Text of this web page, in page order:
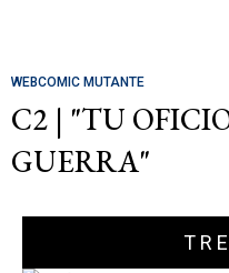
WEBCOMIC MUTANTE
C2 | "TU
GUERRA"